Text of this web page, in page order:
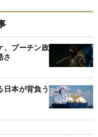
、プーチン政
さ
日本が背負う